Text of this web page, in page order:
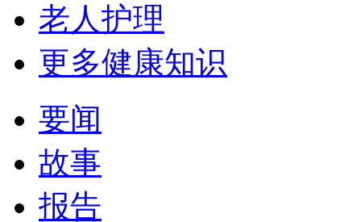
老人护理
更多健康知识
要闻
故事
报告